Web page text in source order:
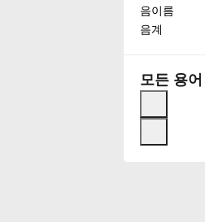
English
Español
Français
음이름
음계
모든 용어